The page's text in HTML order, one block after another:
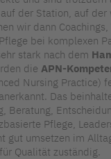
der Station, auf
wir dann
bei komplexen
stark nach dem
die APN-
Nursing Practice)
Das
Beratung,
Pflege,
gut umsetzen im
Qualität zuständig.